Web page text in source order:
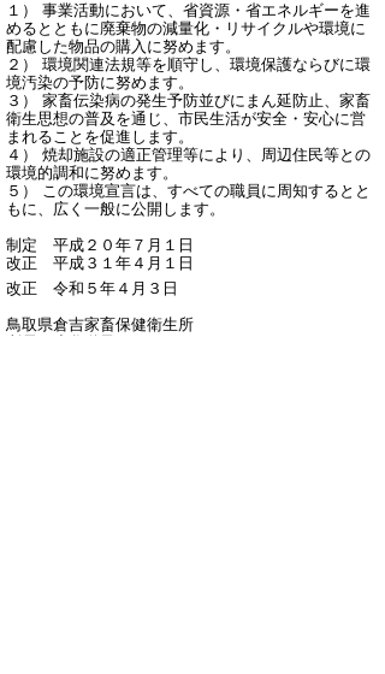
１） 事業活動において、省資源・省エネルギーを進
めるとともに廃棄物の減量化・リサイクルや環境に
配慮した物品の購入に努めます。
２） 環境関連法規等を順守し、環境保護ならびに環
境汚染の予防に努めます。
３） 家畜伝染病の発生予防並びにまん延防止、家畜
衛生思想の普及を通じ、市民生活が安全・安心に営
まれることを促進します。
４） 焼却施設の適正管理等により、周辺住民等との
環境的調和に努めます。
５） この環境宣言は、すべての職員に周知するとと
もに、広く一般に公開します。
制定 平成２０年７月１日
改正 平成３１年４月１日
改正 令和５年４月３日
鳥取県倉吉家畜保健衛生所